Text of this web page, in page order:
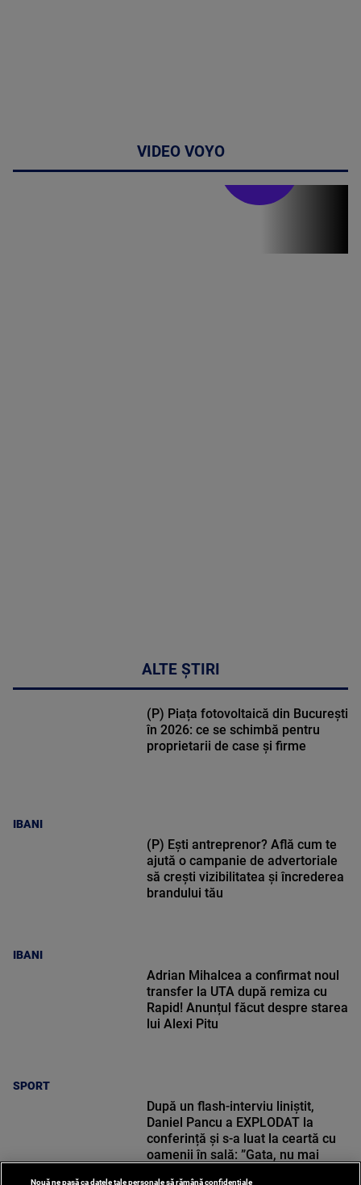
VIDEO VOYO
ALTE ȘTIRI
IBANI
(P) Piața fotovoltaică din București
în 2026: ce se schimbă pentru
proprietarii de case și firme
IBANI
(P) Ești antreprenor? Află cum te
ajută o campanie de advertoriale
să crești vizibilitatea și încrederea
brandului tău
SPORT
Adrian Mihalcea a confirmat noul
transfer la UTA după remiza cu
Rapid! Anunțul făcut despre starea
lui Alexi Pitu
După un flash-interviu liniștit,
Daniel Pancu a EXPLODAT la
conferință și s-a luat la ceartă cu
oamenii în sală: ”Gata, nu mai
Nouă ne pasă ca datele tale personale să rămână confidențiale